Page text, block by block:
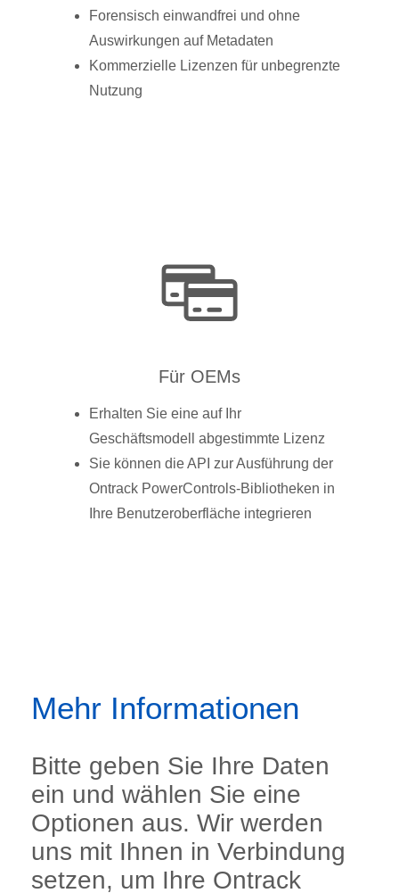
Forensisch einwandfrei und ohne
Auswirkungen auf Metadaten
Kommerzielle Lizenzen für unbegrenzte
Nutzung
Für OEMs
Erhalten Sie eine auf Ihr
Geschäftsmodell abgestimmte Lizenz
Sie können die API zur Ausführung der
Ontrack PowerControls-Bibliotheken in
Ihre Benutzeroberfläche integrieren
Mehr Informationen
Bitte geben Sie Ihre Daten
ein und wählen Sie eine
Optionen aus. Wir werden
uns mit Ihnen in Verbindung
setzen, um Ihre Ontrack